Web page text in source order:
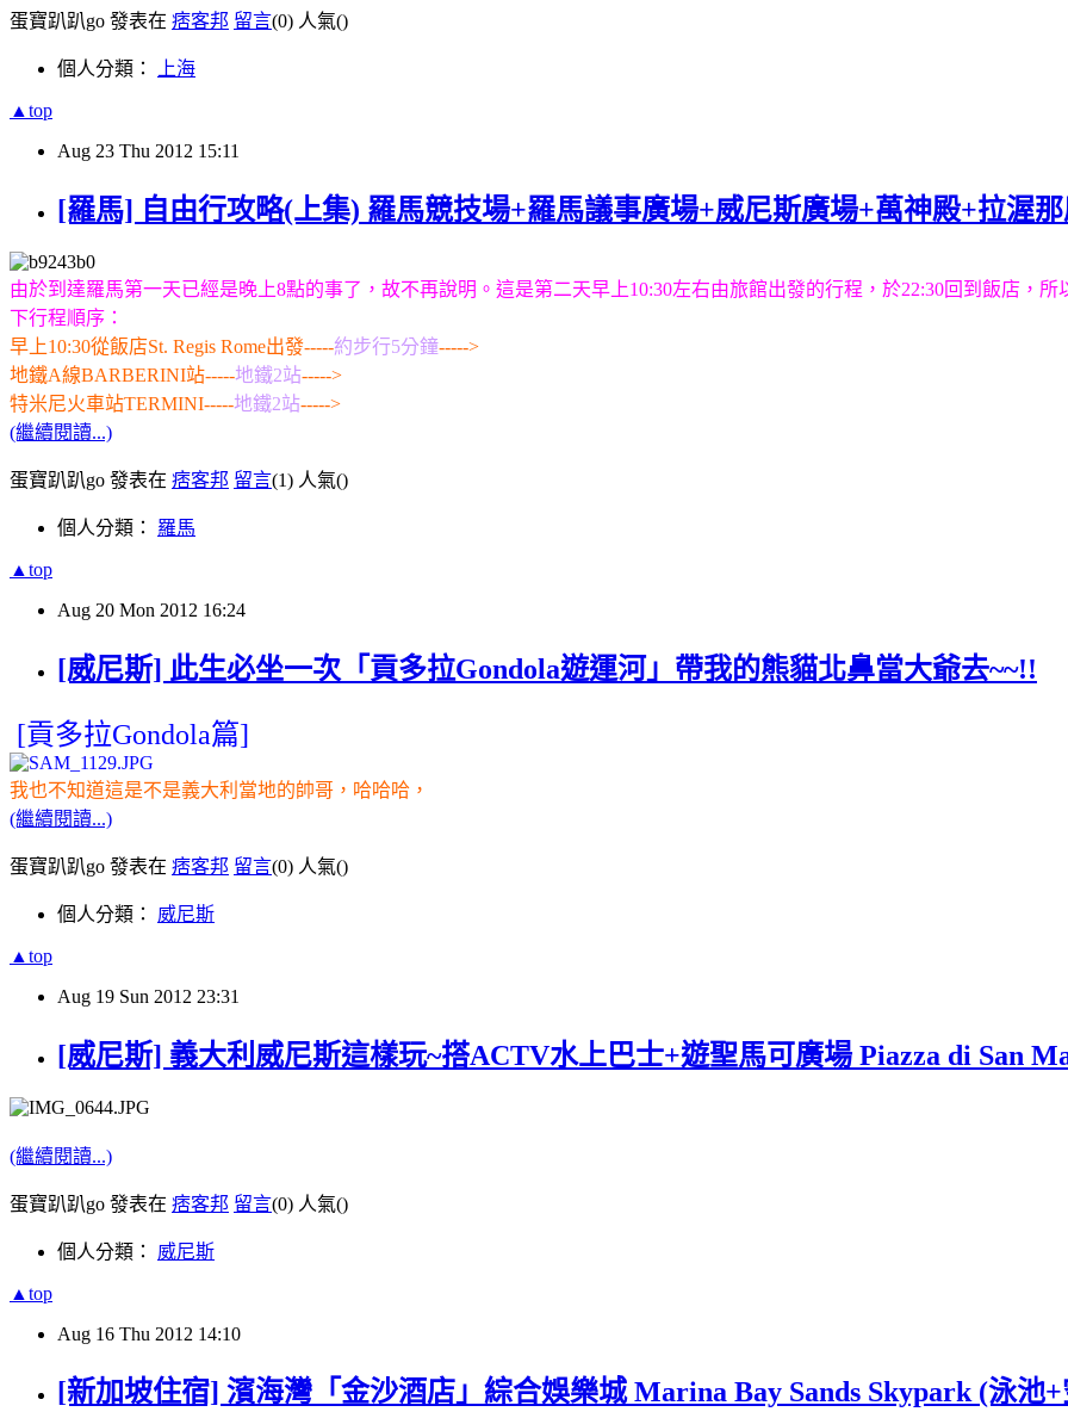
蛋寶趴趴go 發表在 痞客邦 留言(0) 人氣()
個人分類： 上海
▲top
Aug 23 Thu 2012 15:11
[羅馬] 自由行攻略(上集) 羅馬競技場+羅馬議事廣場+威尼斯廣場+萬神殿+拉渥
由於到達羅馬第一天已經是晚上8點的事了，故不再說明。這是第二天早上10:30左右由旅館出發的行程，於22:30回到飯店，
下行程順序：
早上10:30從飯店St. Regis Rome出發-----約步行5分鐘----->
地鐵A線BARBERINI站-----地鐵2站----->
特米尼火車站TERMINI-----地鐵2站----->
(繼續閱讀...)
蛋寶趴趴go 發表在 痞客邦 留言(1) 人氣()
個人分類： 羅馬
▲top
Aug 20 Mon 2012 16:24
[威尼斯] 此生必坐一次「貢多拉Gondola遊運河」帶我的熊貓北鼻當大爺去~~!!
[貢多拉Gondola篇]
我也不知道這是不是義大利當地的帥哥，哈哈哈，
(繼續閱讀...)
蛋寶趴趴go 發表在 痞客邦 留言(0) 人氣()
個人分類： 威尼斯
▲top
Aug 19 Sun 2012 23:31
[威尼斯] 義大利威尼斯這樣玩~搭ACTV水上巴士+遊聖馬可廣場 Piazza di San
(繼續閱讀...)
蛋寶趴趴go 發表在 痞客邦 留言(0) 人氣()
個人分類： 威尼斯
▲top
Aug 16 Thu 2012 14:10
[新加坡住宿] 濱海灣「金沙酒店」綜合娛樂城 Marina Bay Sands Skypark (泳池